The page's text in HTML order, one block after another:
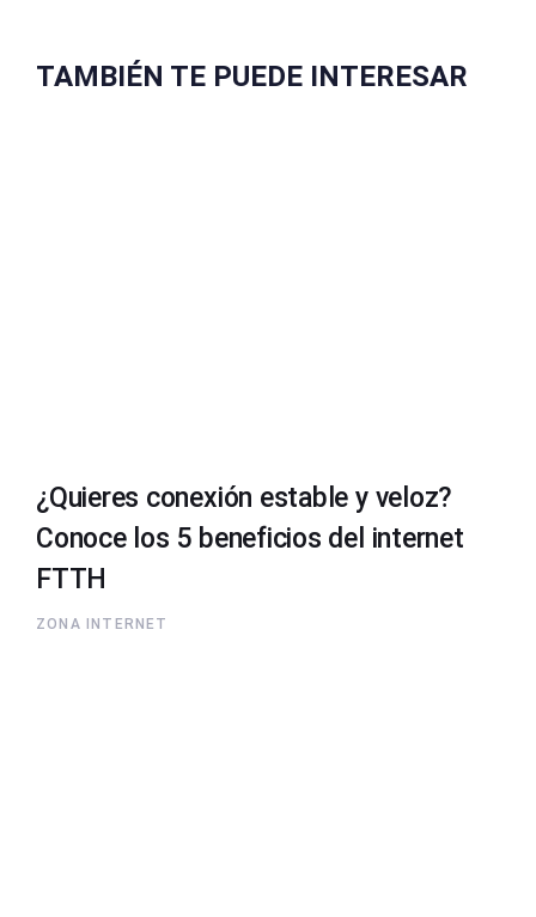
TAMBIÉN TE PUEDE INTERESAR
¿Quieres conexión estable y veloz?
Conoce los 5 beneficios del internet
FTTH
ZONA INTERNET